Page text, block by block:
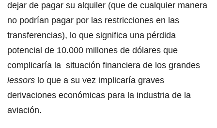
dejar de pagar su alquiler (que de cualquier manera
no podrían pagar por las restricciones en las
transferencias), lo que significa una pérdida
potencial de 10.000 millones de dólares que
complicaría la situación financiera de los grandes
lessors lo que a su vez implicaría graves
derivaciones económicas para la industria de la
aviación.